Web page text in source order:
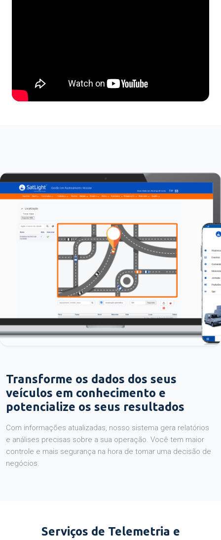
Transforme os dados dos seus
veículos em conhecimento e
potencialize os seus resultados
Com informações atualizadas, nosso sistema gera relatórios
e análises precisas sobre a sua operação. Você tem maior
controle e mais segurança na hora de tomar uma decisão de
negócios.
Serviços de Telemetria e